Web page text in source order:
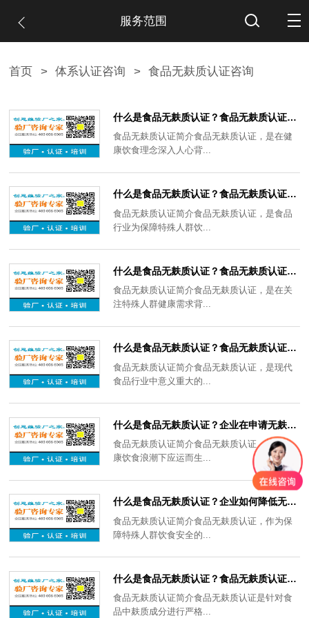
服务范围
首页 > 体系认证咨询 > 食品无麸质认证咨询
什么是食品无麸质认证？食品无麸质认证的标准有哪些？
食品无麸质认证简介食品无麸质认证，是在健
康饮食理念深入人心背...
什么是食品无麸质认证？食品无麸质认证对餐饮业有何影响？
食品无麸质认证简介食品无麸质认证，是食品
行业为保障特殊人群饮...
什么是食品无麸质认证？食品无麸质认证面临哪些挑战？
食品无麸质认证简介食品无麸质认证，是在关
注特殊人群健康需求背...
什么是食品无麸质认证？食品无麸质认证需要哪些原料检测？
食品无麸质认证简介食品无麸质认证，是现代
食品行业中意义重大的...
什么是食品无麸质认证？企业在申请无麸质认证需要做哪些准备工作？
食品无麸质认证简介食品无麸质认证，是在健
康饮食浪潮下应运而生...
什么是食品无麸质认证？企业如何降低无麸质认证成本？
食品无麸质认证简介食品无麸质认证，作为保
障特殊人群饮食安全的...
什么是食品无麸质认证？食品无麸质认证的发展历程如何？
食品无麸质认证简介食品无麸质认证是针对食
品中麸质成分进行严格...